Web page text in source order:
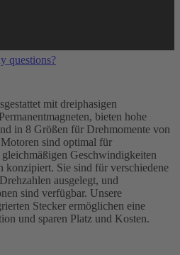
questions?
mit dreiphasigen
bieten hohe
in 8 Größen für Drehmomente von
sind optimal für
Geschwindigkeiten
konzipiert. Sie sind für verschiedene
ausgelegt, und
sind verfügbar. Unsere
Stecker ermöglichen eine
und sparen Platz und Kosten.